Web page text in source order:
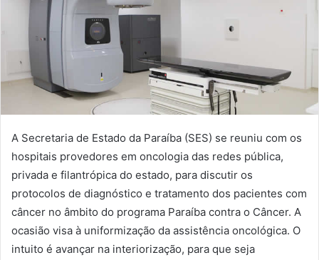
A Secretaria de Estado da Paraíba (SES) se reuniu com os
hospitais provedores em oncologia das redes pública,
privada e filantrópica do estado, para discutir os
protocolos de diagnóstico e tratamento dos pacientes com
câncer no âmbito do programa Paraíba contra o Câncer. A
ocasião visa à uniformização da assistência oncológica. O
intuito é avançar na interiorização, para que seja